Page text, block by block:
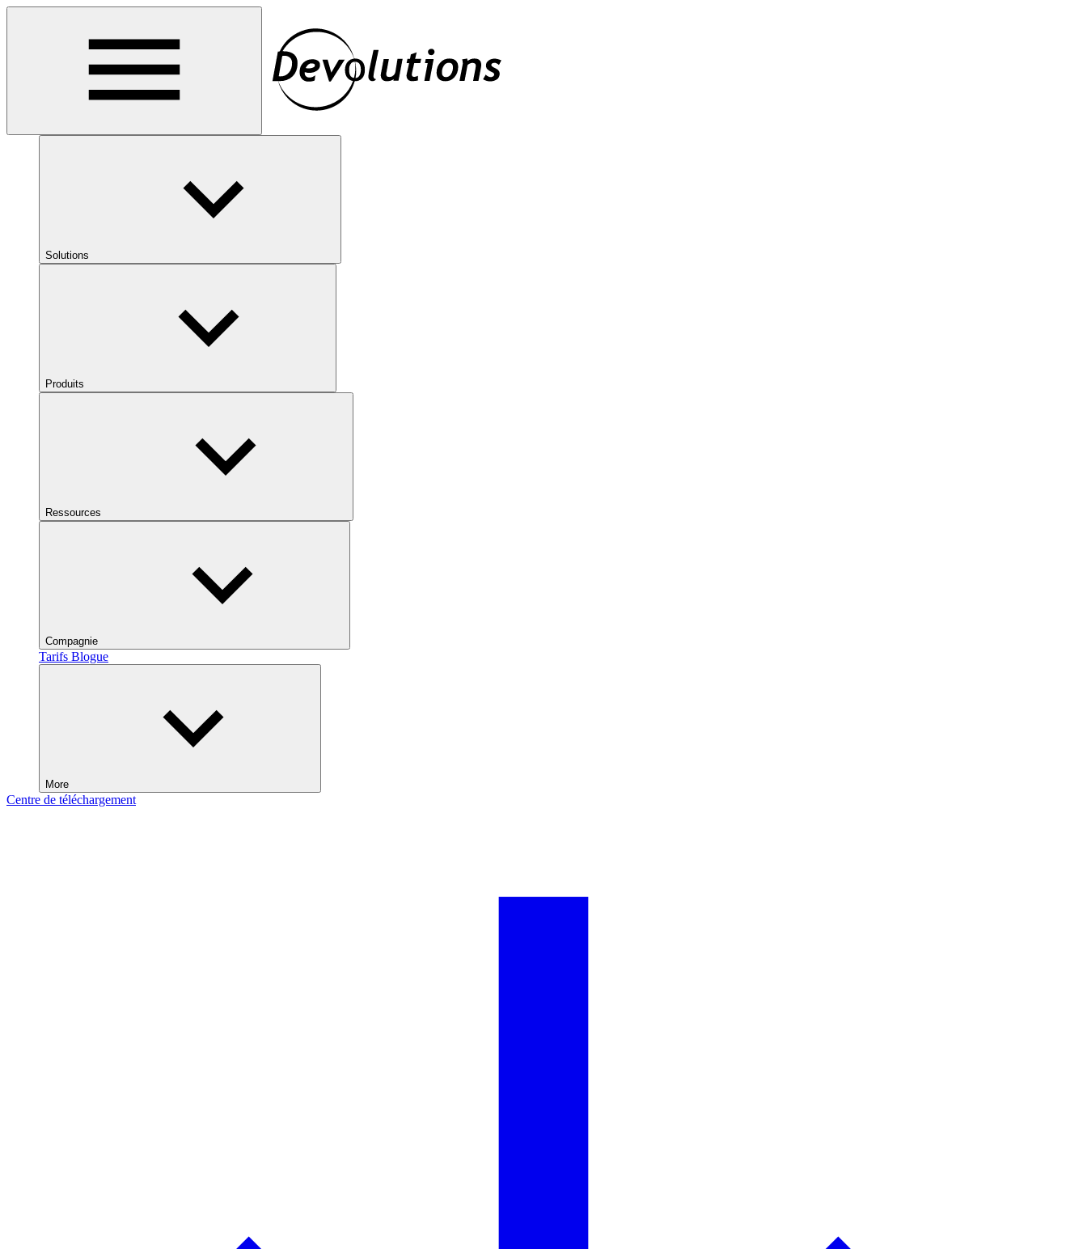
Solutions
Produits
Ressources
Compagnie
Tarifs Blogue
More
Centre de téléchargement